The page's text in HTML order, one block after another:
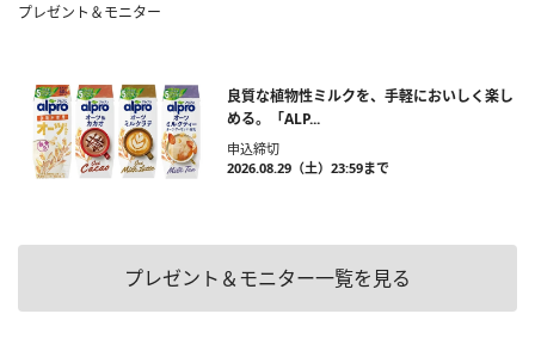
プレゼント＆モニター
良質な植物性ミルクを、手軽においしく楽し
める。「ALP...
申込締切
2026.08.29（土）23:59まで
プレゼント＆モニター一覧を見る